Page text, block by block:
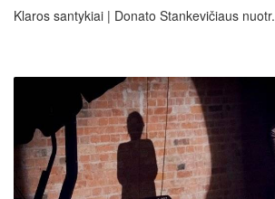
Klaros santykiai | Donato Stankevičiaus nuotr.